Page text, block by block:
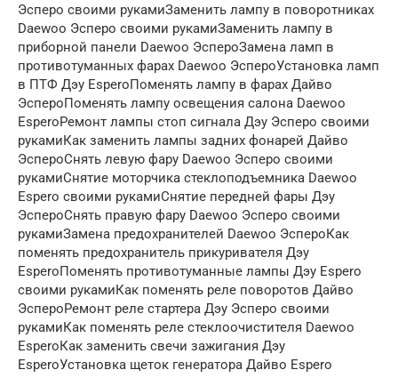
Эсперо своими рукамиЗаменить лампу в поворотниках
Daewoo Эсперо своими рукамиЗаменить лампу в
приборной панели Daewoo ЭспероЗамена ламп в
противотуманных фарах Daewoo ЭспероУстановка ламп
в ПТФ Дэу EsperoПоменять лампу в фарах Дайво
ЭспероПоменять лампу освещения салона Daewoo
EsperoРемонт лампы стоп сигнала Дэу Эсперо своими
рукамиКак заменить лампы задних фонарей Дайво
ЭспероСнять левую фару Daewoo Эсперо своими
рукамиСнятие моторчика стеклоподъемника Daewoo
Espero своими рукамиСнятие передней фары Дэу
ЭспероСнять правую фару Daewoo Эсперо своими
рукамиЗамена предохранителей Daewoo ЭспероКак
поменять предохранитель прикуривателя Дэу
EsperoПоменять противотуманные лампы Дэу Espero
своими рукамиКак поменять реле поворотов Дайво
ЭспероРемонт реле стартера Дэу Эсперо своими
рукамиКак поменять реле стеклоочистителя Daewoo
EsperoКак заменить свечи зажигания Дэу
EsperoУстановка щеток генератора Дайво Espero